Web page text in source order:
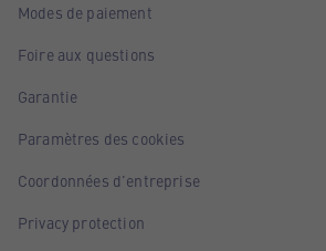
Modes de paiement
Foire aux questions
Garantie
Paramètres des cookies
Coordonnées d'entreprise
Privacy protection